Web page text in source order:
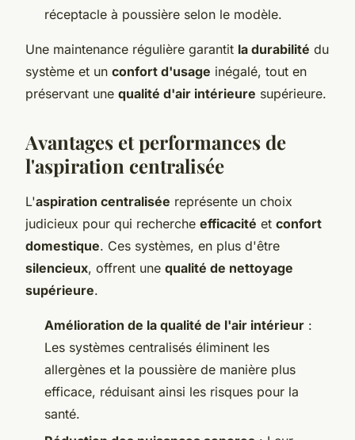
réceptacle à poussière selon le modèle.
Une maintenance régulière garantit la durabilité du
système et un confort d'usage inégalé, tout en
préservant une qualité d'air intérieure supérieure.
Avantages et performances de
l'aspiration centralisée
L'aspiration centralisée représente un choix
judicieux pour qui recherche efficacité et confort
domestique. Ces systèmes, en plus d'être
silencieux, offrent une qualité de nettoyage
supérieure.
Amélioration de la qualité de l'air intérieur :
Les systèmes centralisés éliminent les
allergènes et la poussière de manière plus
efficace, réduisant ainsi les risques pour la
santé.